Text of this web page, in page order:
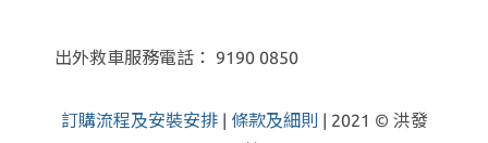
出外救車服務電話： 9190 0850
訂購流程及安裝安排| 條款及細則 | 2021 © 洪發